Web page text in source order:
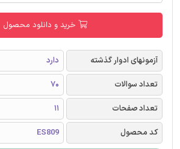
خرید و دانلود محصول
آزمونهای ادوار گذشته
دارد
تعداد سوالات
70
تعداد صفحات
11
کد محصول
ES809